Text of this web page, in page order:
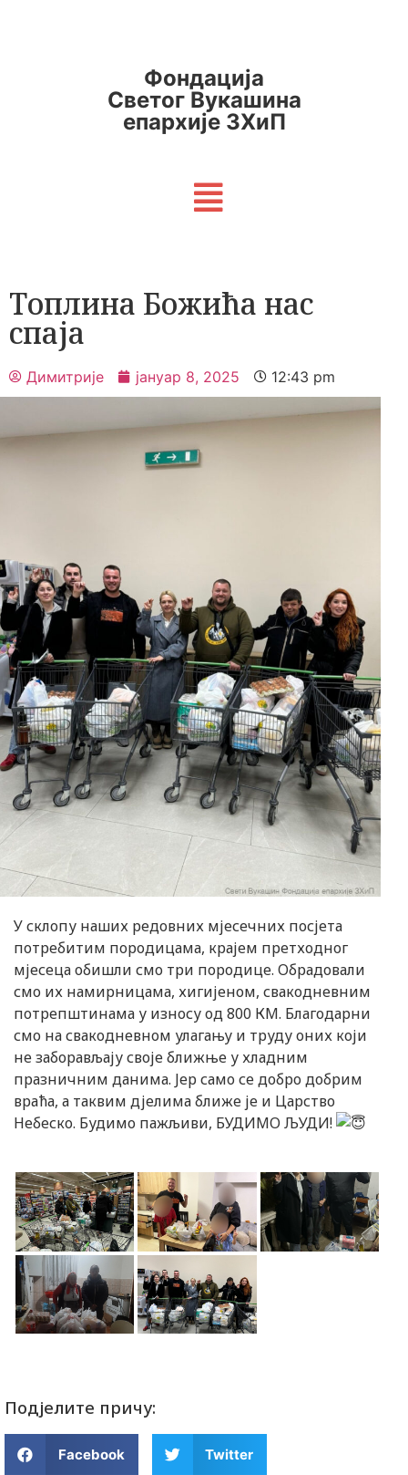
Фондација
Светог Вукашина
епархије ЗХиП
Топлина Божића нас
спаја
Димитрије јануар 8, 2025 12:43 pm
У склопу наших редовних мјесечних посјета
потребитим породицама, крајем претходног
мјесеца обишли смо три породице. Обрадовали
смо их намирницама, хигијеном, свакодневним
потрепштинама у износу од 800 КМ. Благодарни
смо на свакодневном улагању и труду оних који
не заборављају своје ближње у хладним
празничним данима. Јер само се добро добрим
враћа, а таквим дјелима ближе је и Царство
Небеско. Будимо пажљиви, БУДИМО ЉУДИ!
Подјелите причу:
Facebook Twitter